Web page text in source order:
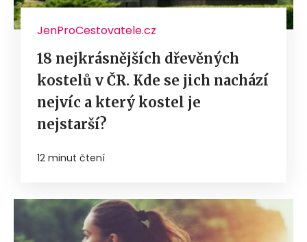
JenProCestovatele.cz
18 nejkrásnějších dřevěných
kostelů v ČR. Kde se jich nachází
nejvíc a který kostel je
nejstarší?
12 minut čtení